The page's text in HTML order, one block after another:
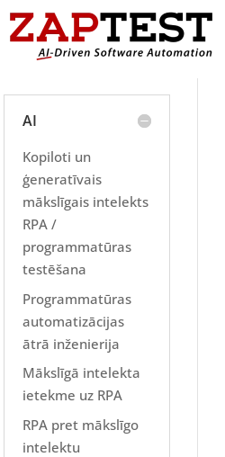
AI
Kopiloti un
ģeneratīvais
mākslīgais intelekts
RPA /
programmatūras
testēšana
Programmatūras
automatizācijas
ātrā inženierija
Mākslīgā intelekta
ietekme uz RPA
RPA pret mākslīgo
intelektu